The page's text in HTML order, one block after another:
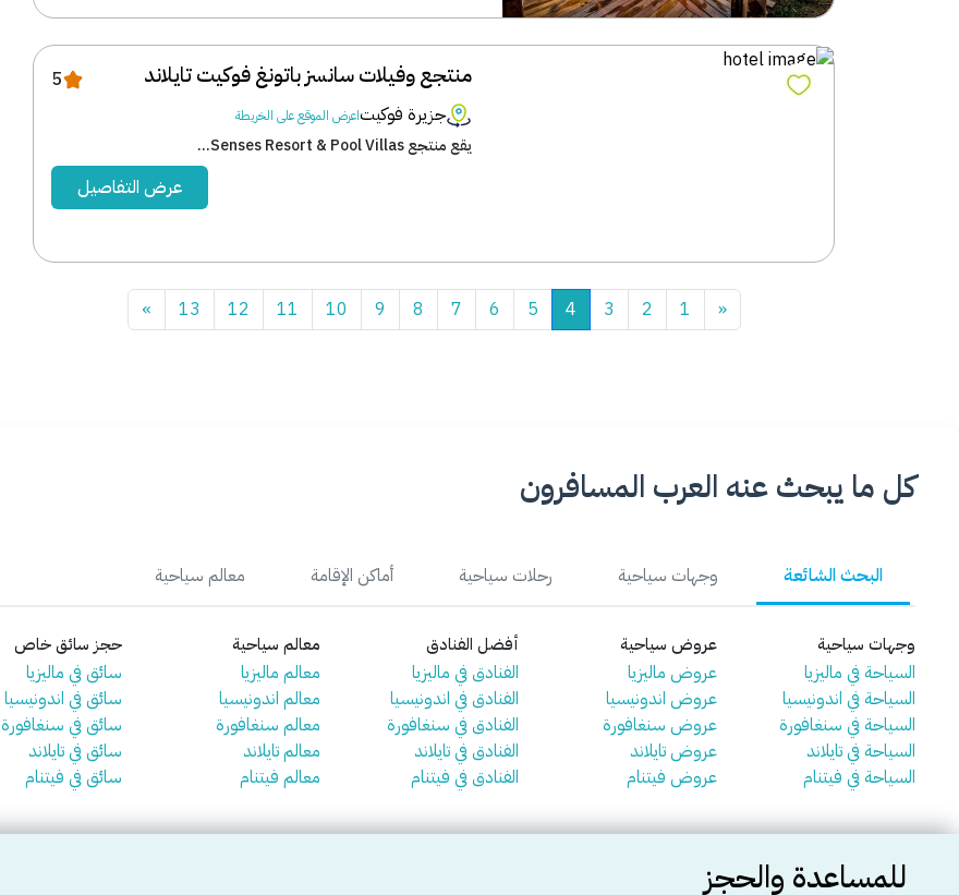
منتجع وفيلات سانسز باتونغ فوكيت تايلاند
5
جزيرة فوكيتاعرض الموقع على الخريطة
يقع منتجع Senses Resort & Pool Villas...
عرض التفاصيل
«
1
2
3
4
5
6
7
8
9
10
11
12
13
»
كل ما يبحث عنه العرب المسافرون
البحث الشائعة وجهات سياحية رحلات سياحية أماكن الإقامة معالم سياحية
وجهات سياحية
السياحة في ماليزيا
السياحة في اندونيسيا
السياحة في سنغافورة
السياحة في تايلاند
السياحة في فيتنام
عروض سياحية
عروض ماليزيا
عروض اندونيسيا
عروض سنغافورة
عروض تايلاند
عروض فيتنام
أفضل الفنادق
الفنادق في ماليزيا
الفنادق في اندونيسيا
الفنادق في سنغافورة
الفنادق في تايلاند
الفنادق في فيتنام
معالم سياحية
معالم ماليزيا
معالم اندونيسيا
معالم سنغافورة
معالم تايلاند
معالم فيتنام
حجز سائق خاص
سائق في ماليزيا
سائق في اندونيسيا
سائق في سنغافورة
سائق في تايلاند
سائق في فيتنام
للمساعدة والحجز